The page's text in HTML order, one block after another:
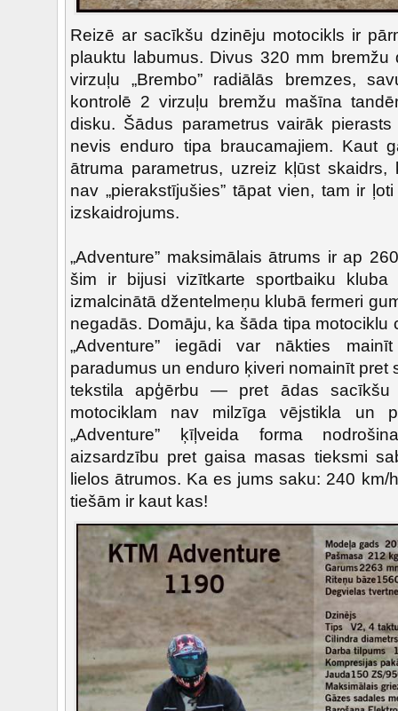
Reizē ar sacīkšu dzinēju motocikls ir
plauktu labumus. Divus 320 mm bremžu
virzuļu „Brembo” radiālās bremzes,
kontrolē 2 virzuļu bremžu mašīna
disku. Šādus parametrus vairāk
nevis enduro tipa braucamajiem. Kaut
ātruma parametrus, uzreiz kļūst skaidrs,
nav „pierakstījušies” tāpat vien, tam ir
izskaidrojums.
„Adventure” maksimālais ātrums ir ap
šim ir bijusi vizītkarte sportbaiku
izmalcinātā džentelmeņu klubā fermeri
negadās. Domāju, ka šāda tipa motociklu
„Adventure” iegādi var nākties
paradumus un enduro ķiveri nomainīt pret
tekstila apģērbu — pret ādas sacīkšu
motociklam nav milzīga vējstikla un
„Adventure” ķīļveida forma
aizsardzību pret gaisa masas tieksmi
lielos ātrumos. Ka es jums saku: 240
tiešām ir kaut kas!